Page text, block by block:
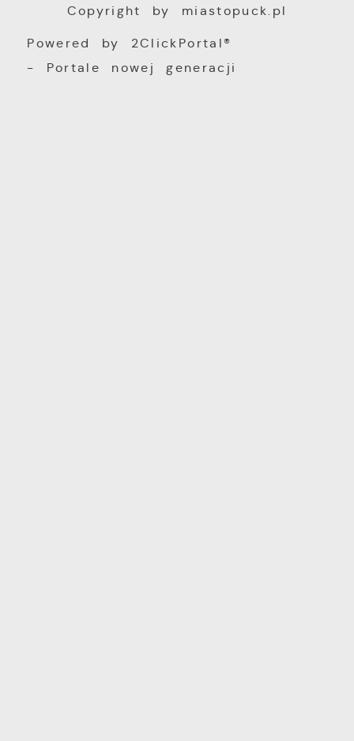
Copyright by miastopuck.pl
Powered by 2ClickPortal®
- Portale nowej generacji